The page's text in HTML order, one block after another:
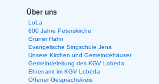
Über uns
LoLa
800 Jahre Peterskirche
Grüner Hahn
Evangelische Singschule Jena
Unsere Kirchen und Gemeindehäuser
Gemeindeleitung des KGV Lobeda
Ehrenamt im KGV Lobeda
Offener Gesprächskreis